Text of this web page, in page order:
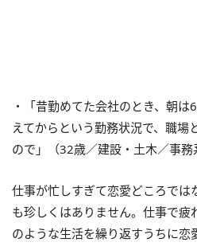
・「昔勤めてた会社のとき、朝
えてからという勤務状況で、職場
ので」（32歳／建設・土木／事務
仕事が忙しすぎて恋愛どころでは
も珍しくはありません。仕事で疲
のような生活を繰り返すうちに恋